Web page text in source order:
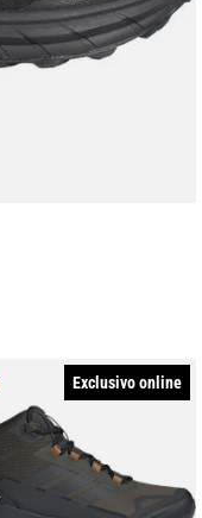
Exclusivo online